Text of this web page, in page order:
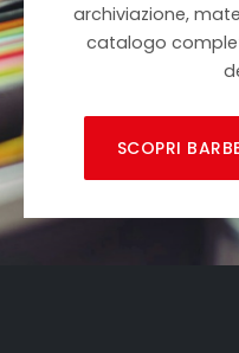
archiviazione,
catalogo
SCOPRI